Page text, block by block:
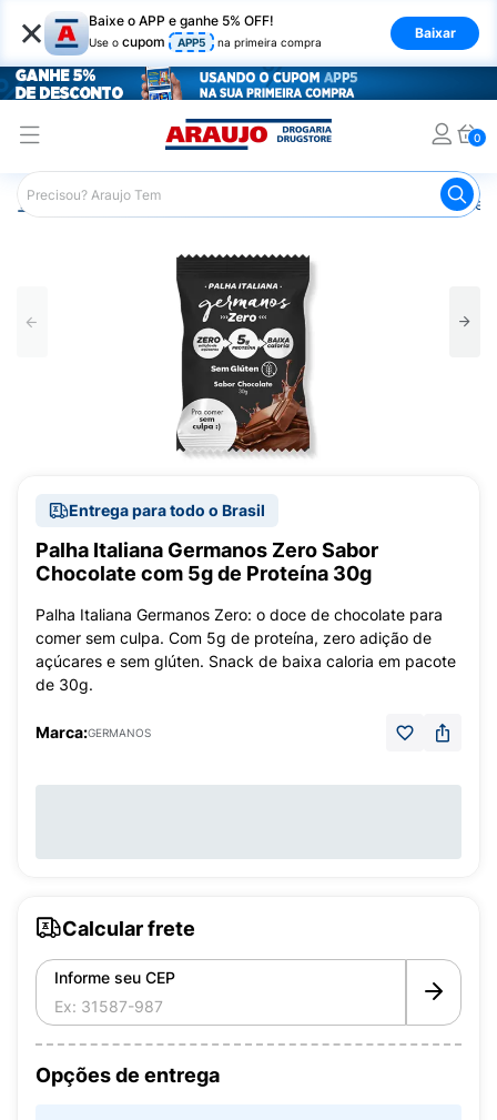
× Baixe o APP e ganhe 5% OFF!
Use o cupom APP5 na primeira compra
Baixar
0
Araujo Nutrição Saudável Chocolate
Entrega para todo o Brasil
Palha Italiana Germanos Zero Sabor
Chocolate com 5g de Proteína 30g
Palha Italiana Germanos Zero: o doce de chocolate para
comer sem culpa. Com 5g de proteína, zero adição de
açúcares e sem glúten. Snack de baixa caloria em pacote
de 30g.
Marca:GERMANOS
Calcular frete
Informe seu CEP
Opções de entrega